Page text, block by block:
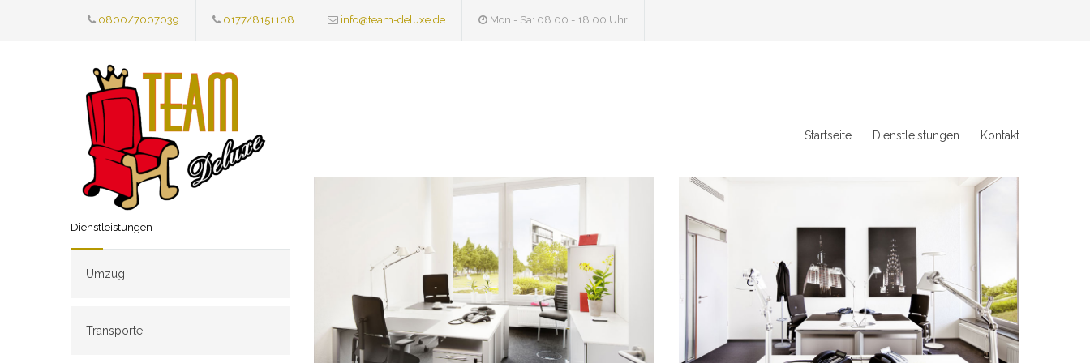
0800/7007039 0177/8151108 info@team-deluxe.de Mon - Sa: 08.00 - 18.00 Uhr
Startseite Dienstleistungen Kontakt
Dienstleistungen
Umzug
Transporte